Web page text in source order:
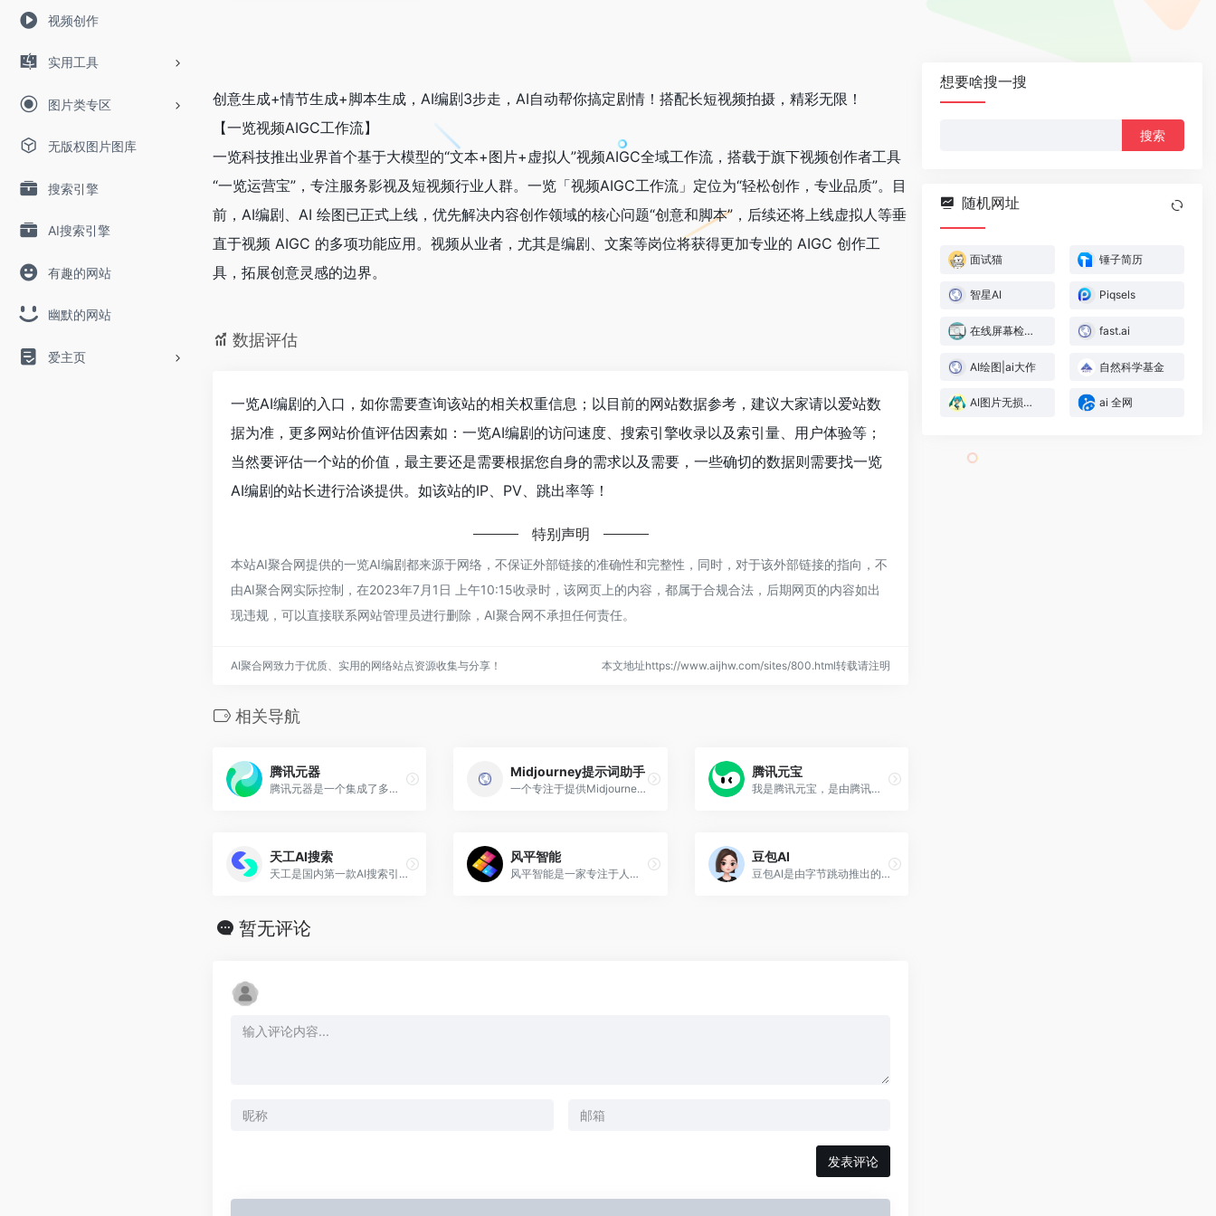
视频创作
实用工具
图片类专区
无版权图片图库
搜索引擎
AI搜索引擎
有趣的网站
幽默的网站
爱主页
创意生成+情节生成+脚本生成，AI编剧3步走，AI自动帮你搞定剧情！搭配长短视频拍摄，精彩无限！
【一览视频AIGC工作流】
一览科技推出业界首个基于大模型的“文本+图片+虚拟人”视频AIGC全域工作流，搭载于旗下视频创作者工具
“一览运营宝”，专注服务影视及短视频行业人群。一览「视频AIGC工作流」定位为“轻松创作，专业品质”。目
前，AI编剧、AI 绘图已正式上线，优先解决内容创作领域的核心问题“创意和脚本”，后续还将上线虚拟人等垂
直于视频 AIGC 的多项功能应用。视频从业者，尤其是编剧、文案等岗位将获得更加专业的 AIGC 创作工
具，拓展创意灵感的边界。
数据评估
一览AI编剧的入口，如你需要查询该站的相关权重信息；以目前的网站数据参考，建议大家请以爱站数
据为准，更多网站价值评估因素如：一览AI编剧的访问速度、搜索引擎收录以及索引量、用户体验等；
当然要评估一个站的价值，最主要还是需要根据您自身的需求以及需要，一些确切的数据则需要找一览
AI编剧的站长进行洽谈提供。如该站的IP、PV、跳出率等！
特别声明
本站AI聚合网提供的一览AI编剧都来源于网络，不保证外部链接的准确性和完整性，同时，对于该外部链接的指向，不
由AI聚合网实际控制，在2023年7月1日 上午10:15收录时，该网页上的内容，都属于合规合法，后期网页的内容如出
现违规，可以直接联系网站管理员进行删除，AI聚合网不承担任何责任。
AI聚合网致力于优质、实用的网络站点资源收集与分享！ 本文地址https://www.aijhw.com/sites/800.html转载请注明
相关导航
腾讯元器
腾讯元器是一个集成了多种智能应用的开发与展示平台
Midjourney提示词助手
一个专注于提供Midjourney关键词（prompt）学习和创作的专业网站
腾讯元宝
我是腾讯元宝，是由腾讯开发的AI助手。我具备强大的语言理解、计算、编程以及绘画能力，可以提供多种形式的服务，包括但不限于解答问题、提供建议等
天工AI搜索
天工是国内第一款AI搜索引擎，你好，我是“天工”，一个由昆仑万维精心打造的人工智能AI搜索助手
风平智能
风平智能是一家专注于人工智...
豆包AI
豆包AI是由字节跳动推出的一款多功能人工智能工具，旨在通过智能化服务提升用户体验，提供对话交流、写作辅助、学习支持、图片生成等多种功能
暂无评论
发表评论
想要啥搜一搜
随机网址
面试猫 锤子简历
智星AI Piqsels
在线屏幕检测网站 fast.ai
AI绘图|ai大作 自然科学基金
AI图片无损放大 ai 全网